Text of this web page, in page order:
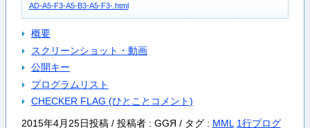
AD-A5-F3-A5-B3-A5-F3-.html
概要
スクリーンショット・動画
公開キー
プログラムリスト
CHECKER FLAG (ひとことコメント)
2015年4月25日投稿 / 投稿者 : GGЯ / タグ : MML 1行プログ